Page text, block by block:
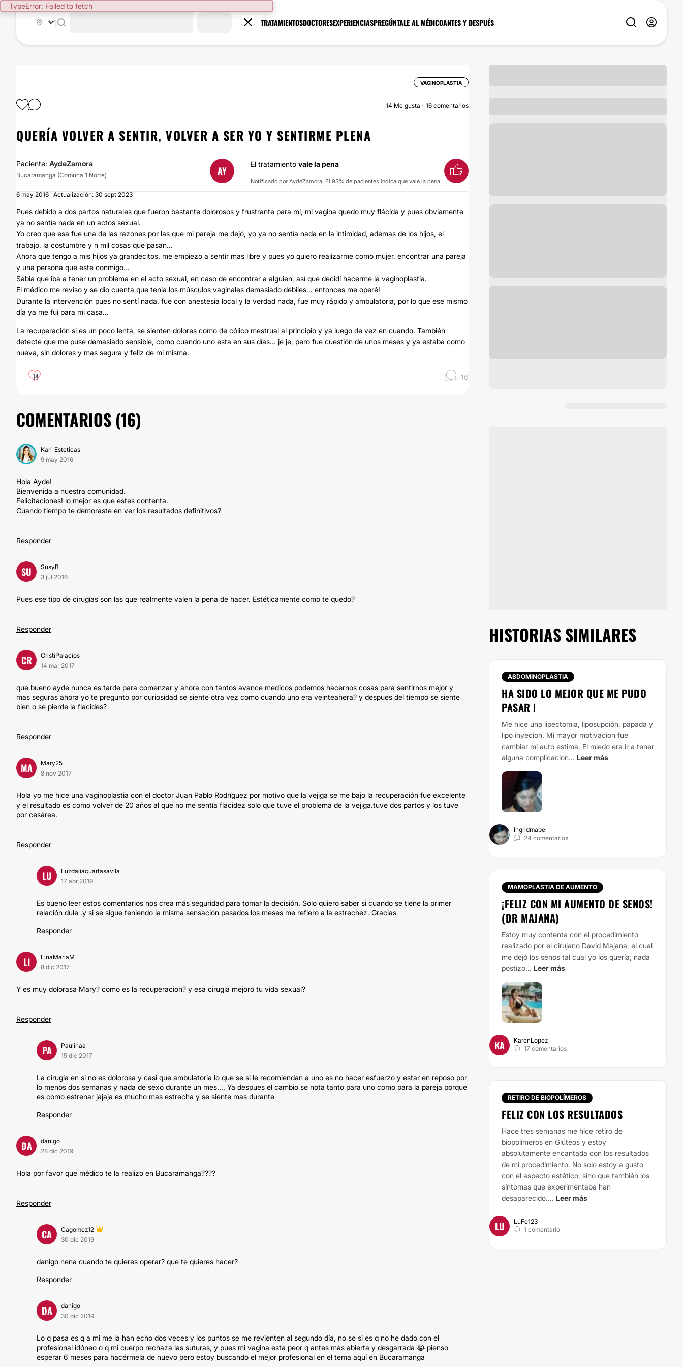
TypeError: Failed to fetch
TRATAMIENTOSDOCTORESEXPERIENCIASPREGÚNTALE AL MÉDICOANTES Y DESPUÉS
VAGINOPLASTIA
14 Me gusta 16 comentarios
QUERÍA VOLVER A SENTIR, VOLVER A SER YO Y SENTIRME PLENA
Paciente: AydeZamora
Bucaramanga (Comuna 1 Norte) AY El tratamiento vale la pena
Notificado por AydeZamora. El 93% de pacientes indica que vale la pena.
6 may 2016 · Actualización: 30 sept 2023
Pues debido a dos partos naturales que fueron bastante dolorosos y frustrante para mi, mi vagina quedo muy flácida y pues obviamente
ya no sentía nada en un actos sexual.
Yo creo que esa fue una de las razones por las que mi pareja me dejó, yo ya no sentía nada en la intimidad, ademas de los hijos, el
trabajo, la costumbre y n mil cosas que pasan...
Ahora que tengo a mis hijos ya grandecitos, me empiezo a sentir mas libre y pues yo quiero realizarme como mujer, encontrar una pareja
y una persona que este conmigo...
Sabia que iba a tener un problema en el acto sexual, en caso de encontrar a alguien, así que decidí hacerme la vaginoplastia.
El médico me reviso y se dio cuenta que tenia los músculos vaginales demasiado débiles... entonces me operé!
Durante la intervención pues no sentí nada, fue con anestesia local y la verdad nada, fue muy rápido y ambulatoria, por lo que ese mismo
día ya me fui para mi casa...
La recuperación si es un poco lenta, se sienten dolores como de cólico mestrual al principio y ya luego de vez en cuando. También
detecte que me puse demasiado sensible, como cuando uno esta en sus días... je je, pero fue cuestión de unos meses y ya estaba como
nueva, sin dolores y mas segura y feliz de mi misma.
14 16
COMENTARIOS (16)
Kari_Esteticas
9 may 2016
Hola Ayde!
Bienvenida a nuestra comunidad.
Felicitaciones! lo mejor es que estes contenta.
Cuando tiempo te demoraste en ver los resultados definitivos?
Responder
SU
SusyB
3 jul 2016
Pues ese tipo de cirugías son las que realmente valen la pena de hacer. Estéticamente como te quedo?
Responder
CR
CristiPalacios
14 mar 2017
que bueno ayde nunca es tarde para comenzar y ahora con tantos avance medicos podemos hacernos cosas para sentirnos mejor y
mas seguras ahora yo te pregunto por curiosidad se siente otra vez como cuando uno era veinteañera? y despues del tiempo se siente
bien o se pierde la flacides?
Responder
MA
Mary25
8 nov 2017
Hola yo me hice una vaginoplastia con el doctor Juan Pablo Rodríguez por motivo que la vejiga se me bajo la recuperación fue excelente
y el resultado es como volver de 20 años al que no me sentía flacidez solo que tuve el problema de la vejiga.tuve dos partos y los tuve
por cesárea.
Responder
LU
Luzdaliacuartasavila
17 abr 2019
Es bueno leer estos comentarios nos crea más seguridad para tomar la decisión. Solo quiero saber si cuando se tiene la primer
relación dule .y si se sigue teniendo la misma sensación pasados los meses me refiero a la estrechez. Gracias
Responder
LI
LinaMariaM
8 dic 2017
Y es muy dolorasa Mary? como es la recuperacion? y esa cirugia mejoro tu vida sexual?
Responder
PA
Paulinaa
15 dic 2017
La cirugia en si no es dolorosa y casi que ambulatoria lo que se si le recomiendan a uno es no hacer esfuerzo y estar en reposo por
lo menos dos semanas y nada de sexo durante un mes.... Ya despues el cambio se nota tanto para uno como para la pareja porque
es como estrenar jajaja es mucho mas estrecha y se siente mas durante
Responder
DA
danigo
28 dic 2019
Hola por favor que médico te la realizo en Bucaramanga????
Responder
CA
Cagomez12
30 dic 2019
danigo nena cuando te quieres operar? que te quieres hacer?
Responder
DA
danigo
30 dic 2019
Lo q pasa es q a mi me la han echo dos veces y los puntos se me revienten al segundo día, no se si es q no he dado con el
profesional idóneo o q mi cuerpo rechaza las suturas, y pues mi vagina esta peor q antes más abierta y desgarrada 😭 pienso
esperar 6 meses para hacérmela de nuevo pero estoy buscando el mejor profesional en el tema aquí en Bucaramanga
HISTORIAS SIMILARES
ABDOMINOPLASTIA
HA SIDO LO MEJOR QUE ME PUDO
PASAR !
Me hice una lipectomia, liposupción, papada y
lipo inyecion. Mi mayor motivacion fue
cambiar mi auto estima. El miedo era ir a tener
alguna complicacion... Leer más
Ingridmabel
24 comentarios
MAMOPLASTIA DE AUMENTO
¡FELIZ CON MI AUMENTO DE SENOS!
(DR MAJANA)
Estoy muy contenta con el procedimiento
realizado por el cirujano David Majana, el cual
me dejó los senos tal cual yo los quería; nada
postizo... Leer más
KA
KarenLopez
17 comentarios
RETIRO DE BIOPOLÍMEROS
FELIZ CON LOS RESULTADOS
Hace tres semanas me hice retiro de
biopolímeros en Glúteos y estoy
absolutamente encantada con los resultados
de mi procedimiento. No solo estoy a gusto
con el aspecto estético, sino que también los
síntomas que experimentaba han
desaparecido.... Leer más
LU
LuFe123
1 comentario